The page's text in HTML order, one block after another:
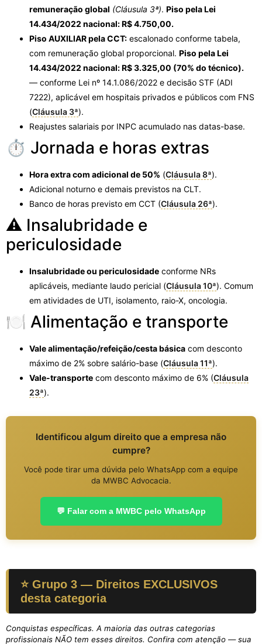
remuneração global (Cláusula 3ª). Piso pela Lei
14.434/2022 nacional: R$ 4.750,00.
Piso AUXILIAR pela CCT: escalonado conforme tabela,
com remuneração global proporcional. Piso pela Lei
14.434/2022 nacional: R$ 3.325,00 (70% do técnico).
— conforme Lei nº 14.1.086/2022 e decisão STF (ADI
7222), aplicável em hospitais privados e públicos com FNS
(Cláusula 3ª).
Reajustes salariais por INPC acumulado nas datas-base.
⏱️ Jornada e horas extras
Hora extra com adicional de 50% (Cláusula 8ª).
Adicional noturno e demais previstos na CLT.
Banco de horas previsto em CCT (Cláusula 26ª).
⚠️ Insalubridade e
periculosidade
Insalubridade ou periculosidade conforme NRs
aplicáveis, mediante laudo pericial (Cláusula 10ª). Comum
em atividades de UTI, isolamento, raio-X, oncologia.
🍽️ Alimentação e transporte
Vale alimentação/refeição/cesta básica com desconto
máximo de 2% sobre salário-base (Cláusula 11ª).
Vale-transporte com desconto máximo de 6% (Cláusula
23ª).
Identificou algum direito que a empresa não
cumpre?
Você pode tirar uma dúvida pelo WhatsApp com a equipe
da MWBC Advocacia.
💬 Falar com a MWBC pelo WhatsApp
⭐ Grupo 3 — Direitos EXCLUSIVOS
desta categoria
Conquistas específicas. A maioria das outras categorias
profissionais NÃO tem esses direitos. Confira com atenção — sua